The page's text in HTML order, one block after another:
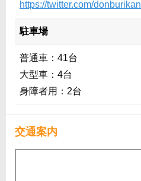
https://twitter.com/donburikan
駐車場
普通車：41台
大型車：4台
身障者用：2台
交通案内